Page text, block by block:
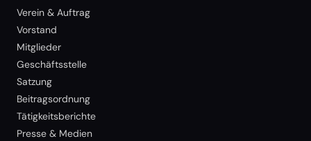
Verein & Auftrag
Vorstand
Mitglieder
Geschäftsstelle
Satzung
Beitragsordnung
Tätigkeitsberichte
Presse & Medien